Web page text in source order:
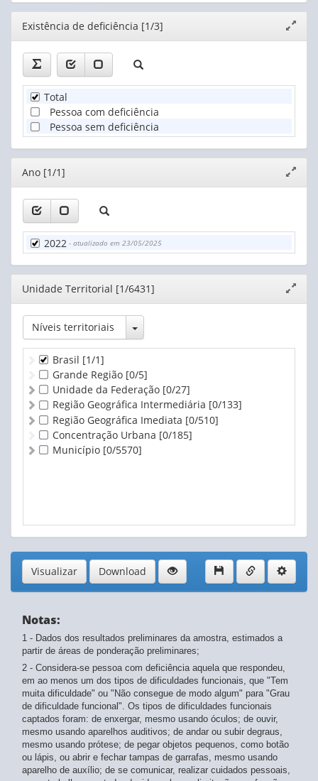
Editor
janela
Existência de deficiência [1/3]
Total
Pessoa com deficiência
Pessoa sem deficiência
Editor
janela
Ano [1/1]
2022 - atualizado em 23/05/2025
Editor
janela
Unidade Territorial [1/6431]
Níveis territoriais Toggle Dropdown
Brasil [1/1]
Grande Região [0/5]
Unidade da Federação [0/27]
Região Geográfica Intermediária [0/133]
Região Geográfica Imediata [0/510]
Concentração Urbana [0/185]
Município [0/5570]
Visualizar Download
Notas:
1 - Dados dos resultados preliminares da amostra, estimados a
partir de áreas de ponderação preliminares;
2 - Considera-se pessoa com deficiência aquela que respondeu,
em ao menos um dos tipos de dificuldades funcionais, que "Tem
muita dificuldade" ou "Não consegue de modo algum" para "Grau
de dificuldade funcional". Os tipos de dificuldades funcionais
captados foram: de enxergar, mesmo usando óculos; de ouvir,
mesmo usando aparelhos auditivos; de andar ou subir degraus,
mesmo usando prótese; de pegar objetos pequenos, como botão
ou lápis, ou abrir e fechar tampas de garrafas, mesmo usando
aparelho de auxílio; de se comunicar, realizar cuidados pessoais,